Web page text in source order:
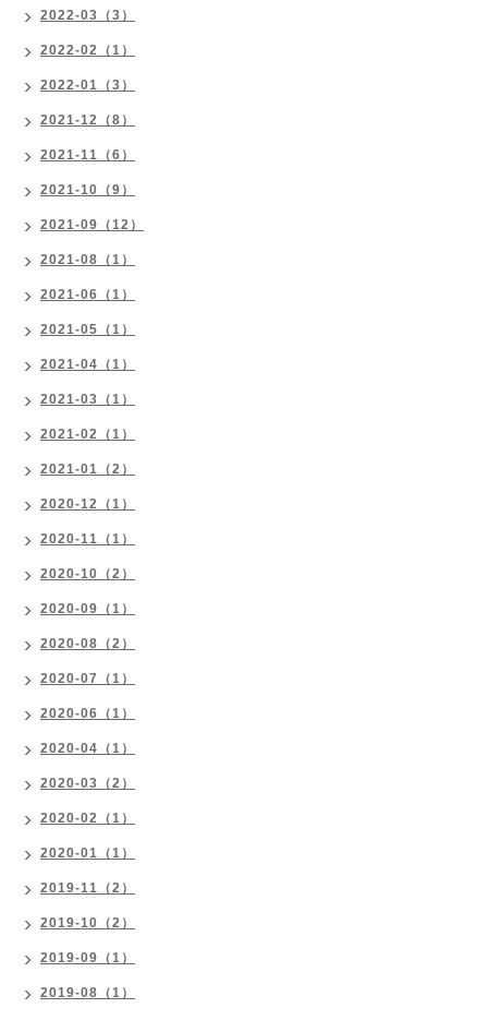
2022-03（3）
2022-02（1）
2022-01（3）
2021-12（8）
2021-11（6）
2021-10（9）
2021-09（12）
2021-08（1）
2021-06（1）
2021-05（1）
2021-04（1）
2021-03（1）
2021-02（1）
2021-01（2）
2020-12（1）
2020-11（1）
2020-10（2）
2020-09（1）
2020-08（2）
2020-07（1）
2020-06（1）
2020-04（1）
2020-03（2）
2020-02（1）
2020-01（1）
2019-11（2）
2019-10（2）
2019-09（1）
2019-08（1）